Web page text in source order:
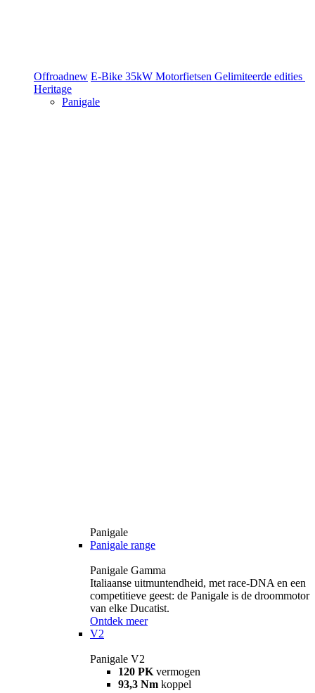
Offroadnew E-Bike 35kW Motorfietsen Gelimiteerde edities
Heritage
Panigale
Panigale
Panigale range
Panigale Gamma
Italiaanse uitmuntendheid, met race-DNA en een
competitieve geest: de Panigale is de droommotor
van elke Ducatist.
Ontdek meer
V2
Panigale V2
120 PK vermogen
93,3 Nm koppel